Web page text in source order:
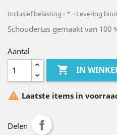
Inclusief belasting * Levering
Schoudertas gemaakt van 100
Aantal
 IN
 Laatste items in
Delen